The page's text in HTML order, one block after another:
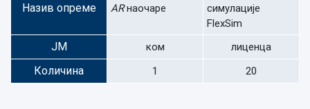
Назив опреме ARнаочаре
симулације
FlexSim
ЈМ ком лиценца
Количина 1 20